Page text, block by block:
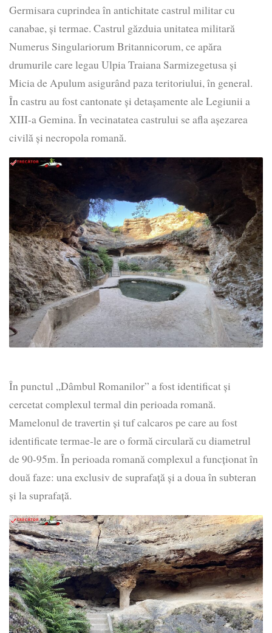
Germisara cuprindea în antichitate castrul militar cu
canabae, și termae. Castrul găzduia unitatea militară
Numerus Singulariorum Britannicorum, ce apăra
drumurile care legau Ulpia Traiana Sarmizegetusa și
Micia de Apulum asigurând paza teritoriului, în general.
În castru au fost cantonate și detașamente ale Legiunii a
XIII-a Gemina. În vecinatatea castrului se afla așezarea
civilă și necropola romană.
În punctul „Dâmbul Romanilor” a fost identificat și
cercetat complexul termal din perioada romană.
Mamelonul de travertin și tuf calcaros pe care au fost
identificate termae-le are o formă circulară cu diametrul
de 90-95m. În perioada romană complexul a funcționat în
două faze: una exclusiv de suprafață și a doua în subteran
și la suprafață.